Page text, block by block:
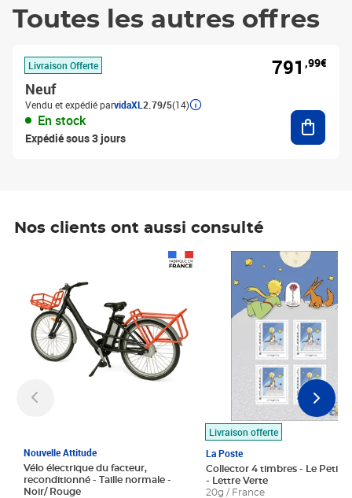
Toutes les autres offres
Livraison Offerte
Neuf
Vendu et expédié parvidaXL 2.79/5(14)
En stock
Expédié sous 3 jours
791 ,99€
Nos clients ont aussi consulté
Nouvelle Attitude
Vélo électrique du facteur,
reconditionné - Taille normale -
Noir/ Rouge
Livraison offerte
La Poste
Collector 4 timbres - Le Petit
- Lettre Verte
20g / France
Prix 7,50€